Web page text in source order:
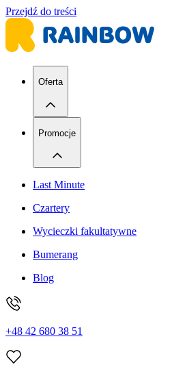
Przejdź do treści
Oferta
Promocje
Last Minute
Czartery
Wycieczki fakultatywne
Bumerang
Blog
+48 42 680 38 51